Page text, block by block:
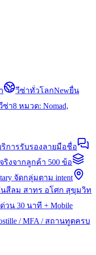
วีซ่าทั่วโลกNewยื่น
ซ่า8 หมวด: Nomad,
การรับรองลายมือชื่อ
ริงจากลูกค้า 500 ข้อ
จัดกลุ่มตาม intent
สีลม สาทร อโศก สุขุมวิท
วน 30 นาที + Mobile
/ MFA / สถานทูตครบ